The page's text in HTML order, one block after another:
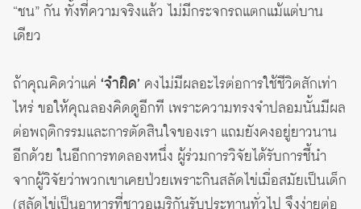
“ชน” กัน ทั้งที่ความจริงแล้ว ไม่มีกระจกรถแตกแม้แต่บาน
เดียว
ถ้าคุณคิดว่าแค่ ‘จำผิด’ คงไม่มีผลอะไรต่อการใช้ชีวิตสักเท่า
ไหร่ ขอให้คุณลองคิดดูอีกที เพราะความทรงจำปลอมนั้นมีผล
ต่อพฤติกรรมและการตัดสินใจของเรา แถมยังคงอยู่ยาวนาน
อีกด้วย ในอีกการทดลองหนึ่ง ผู้ร่วมการวิจัยได้รับการชี้นำ
จากผู้วิจัยว่าพวกเขาเคยป่วยเพราะกินสลัดไข่เมื่อสมัยเป็นเด็ก
(สลัดไข่เป็นอาหารที่ชาวอเมริกันรับประทานทั่วไป จึงง่ายต่อ